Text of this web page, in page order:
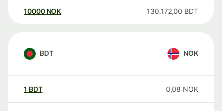
10000 NOK 130.172,00 BDT
BDT NOK
1 BDT 0,08 NOK